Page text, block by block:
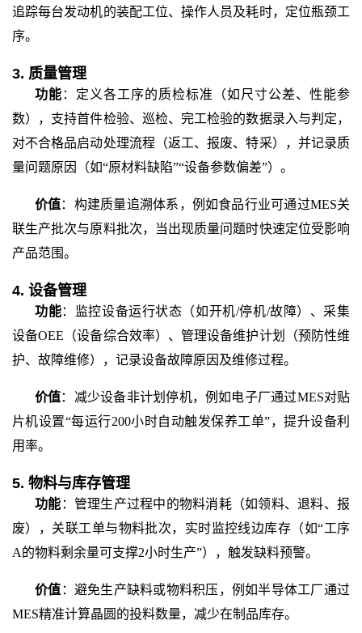
追踪每台发动机的装配工位、操作人员及耗时，定位瓶颈工
序。
3. 质量管理
功能 ：定义各工序的质检标准（如尺寸公差、性能参
数），支持首件检验、巡检、完工检验的数据录入与判定，
对不合格品启动处理流程（返工、报废、特采），并记录质
量问题原因（如“原材料缺陷”“设备参数偏差”）。
价值：构建质量追溯体系，例如食品行业可通过MES关
联生产批次与原料批次，当出现质量问题时快速定位受影响
产品范围。
4. 设备管理
功能：监控设备运行状态（如开机/停机/故障）、采集
设备OEE（设备综合效率）、管理设备维护计划（预防性维
护、故障维修），记录设备故障原因及维修过程。
价值：减少设备非计划停机，例如电子厂通过MES对贴
片机设置“每运行200小时自动触发保养工单”，提升设备利
用率。
5. 物料与库存管理
功能 ：管理生产过程中的物料消耗（如领料、退料、报
废），关联工单与物料批次，实时监控线边库存（如“工序
A的物料剩余量可支撑2小时生产”），触发缺料预警。
价值 ：避免生产缺料或物料积压，例如半导体工厂通过
MES精准计算晶圆的投料数量，减少在制品库存。